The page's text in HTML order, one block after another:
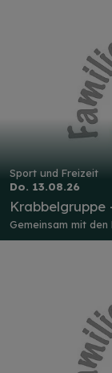
Sport und Freizeit
Do. 13.08.26
Krabbelgruppe
Gemeinsam mit